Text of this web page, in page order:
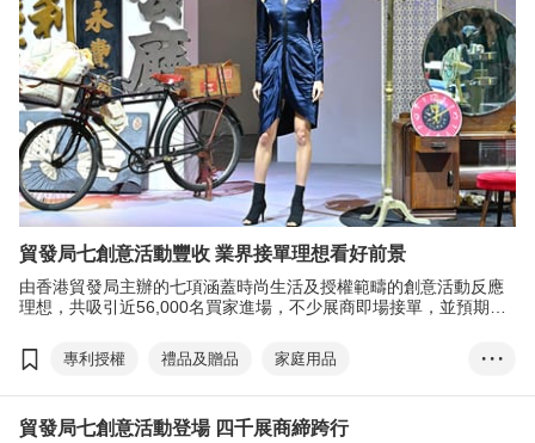
兒童及青少年文學
張淑芬
貿發局七創意活動豐收 業界接單理想看好前景
由香港貿發局主辦的七項涵蓋時尚生活及授權範疇的創意活動反應
理想，共吸引近56,000名買家進場，不少展商即場接單，並預期生
專利授權 禮品及贈品
家庭用品
成衣、紡織及配件
印刷服務 香港
時尚
授權
跨界合作
香港禮品及贈品展
• • •
貿發局七創意活動登場 四千展商締跨行